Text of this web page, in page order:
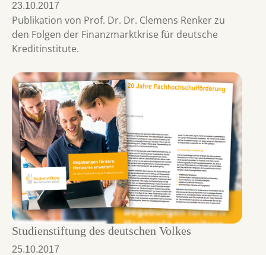
23.10.2017
Publikation von Prof. Dr. Dr. Clemens Renker zu
den Folgen der Finanzmarktkrise für deutsche
Kreditinstitute.
Studienstiftung des deutschen Volkes
25.10.2017